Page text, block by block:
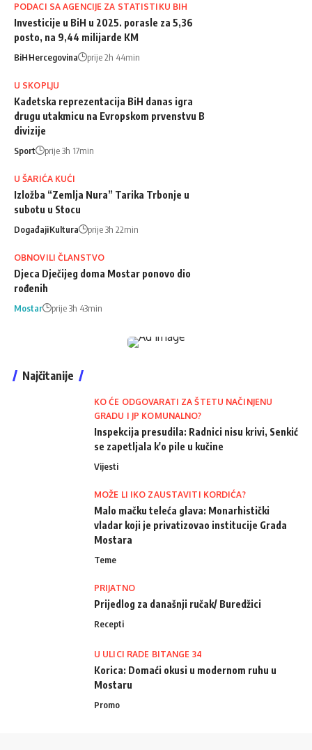
PODACI SA AGENCIJE ZA STATISTIKU BIH
Investicije u BiH u 2025. porasle za 5,36
posto, na 9,44 milijarde KM
BiHHercegovina prije 2h 44min
U SKOPLJU
Kadetska reprezentacija BiH danas igra
drugu utakmicu na Evropskom prvenstvu B
divizije
Sport prije 3h 17min
U ŠARIĆA KUĆI
Izložba “Zemlja Nura” Tarika Trbonje u
subotu u Stocu
DogađajiKultura prije 3h 22min
OBNOVILI ČLANSTVO
Djeca Dječijeg doma Mostar ponovo dio
rođenih
Mostar prije 3h 43min
Najčitanije
KO ĆE ODGOVARATI ZA ŠTETU NAČINJENU
GRADU I JP KOMUNALNO?
Inspekcija presudila: Radnici nisu krivi, Senkić
se zapetljala k'o pile u kučine
Vijesti
MOŽE LI IKO ZAUSTAVITI KORDIĆA?
Malo mačku teleća glava: Monarhistički
vladar koji je privatizovao institucije Grada
Mostara
Teme
PRIJATNO
Prijedlog za današnji ručak/ Buredžici
Recepti
U ULICI RADE BITANGE 34
Korica: Domaći okusi u modernom ruhu u
Mostaru
Promo